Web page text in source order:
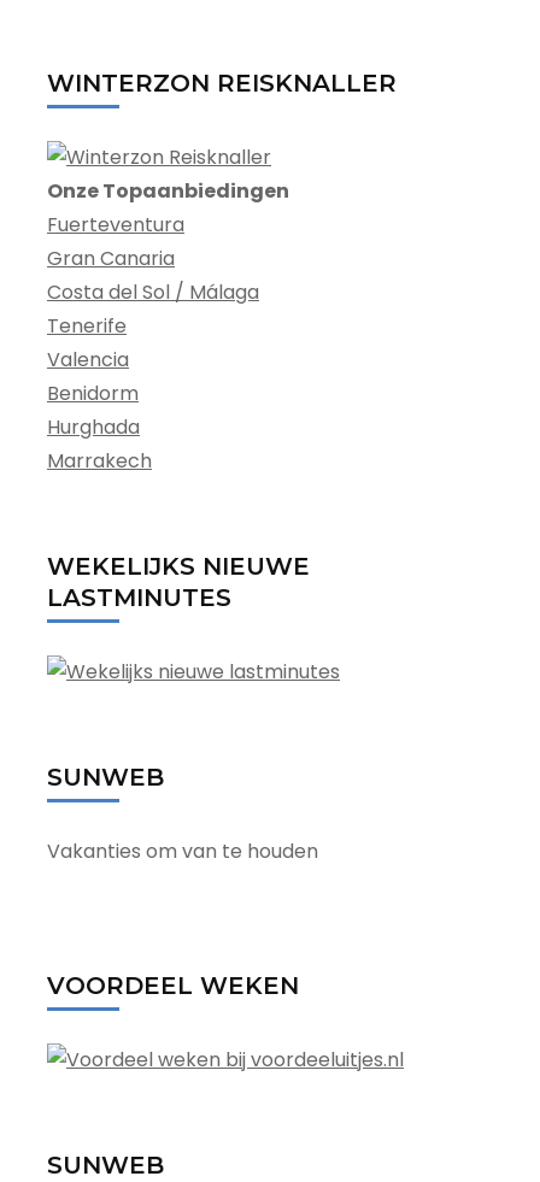
WINTERZON REISKNALLER
Onze Topaanbiedingen
Fuerteventura
Gran Canaria
Costa del Sol / Málaga
Tenerife
Valencia
Benidorm
Hurghada
Marrakech
WEKELIJKS NIEUWE
LASTMINUTES
SUNWEB
Vakanties om van te houden
VOORDEEL WEKEN
SUNWEB